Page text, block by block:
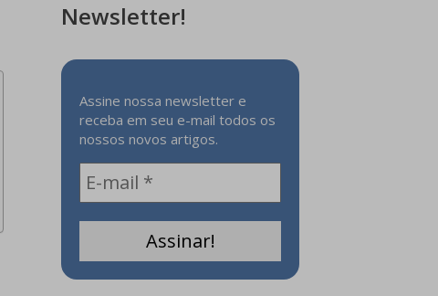
Newsletter!
Assine nossa newsletter e
receba em seu e-mail todos os
nossos novos artigos.